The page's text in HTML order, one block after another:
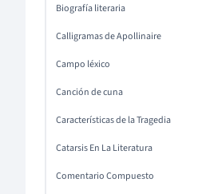
Biografía literaria
Calligramas de Apollinaire
Campo léxico
Canción de cuna
Características de la Tragedia
Catarsis En La Literatura
Comentario Compuesto